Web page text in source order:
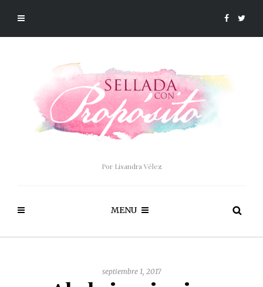
Por Lisandra Vélez
MENU
septiembre 1, 2017